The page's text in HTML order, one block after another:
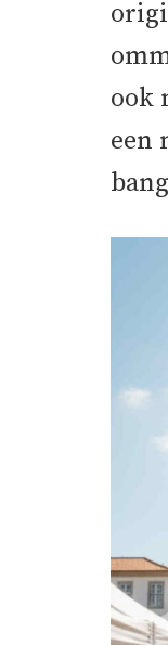
ook
een